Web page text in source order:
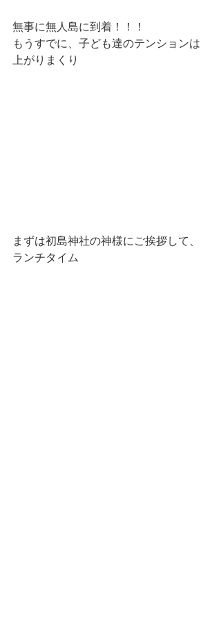
無事に無人島に到着！！！
もうすでに、子ども達のテンションは
上がりまくり
まずは初島神社の神様にご挨拶して、
ランチタイム